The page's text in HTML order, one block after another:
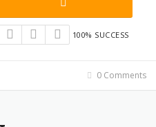
100% SUCCESS
0 Comments